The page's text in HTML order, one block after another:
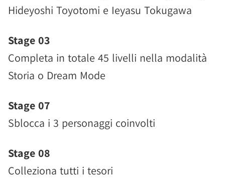
Hideyoshi Toyotomi e Ieyasu Tokugawa
Stage 03
Completa in totale 45 livelli nella modalità
Storia o Dream Mode
Stage 07
Sblocca i 3 personaggi coinvolti
Stage 08
Colleziona tutti i tesori